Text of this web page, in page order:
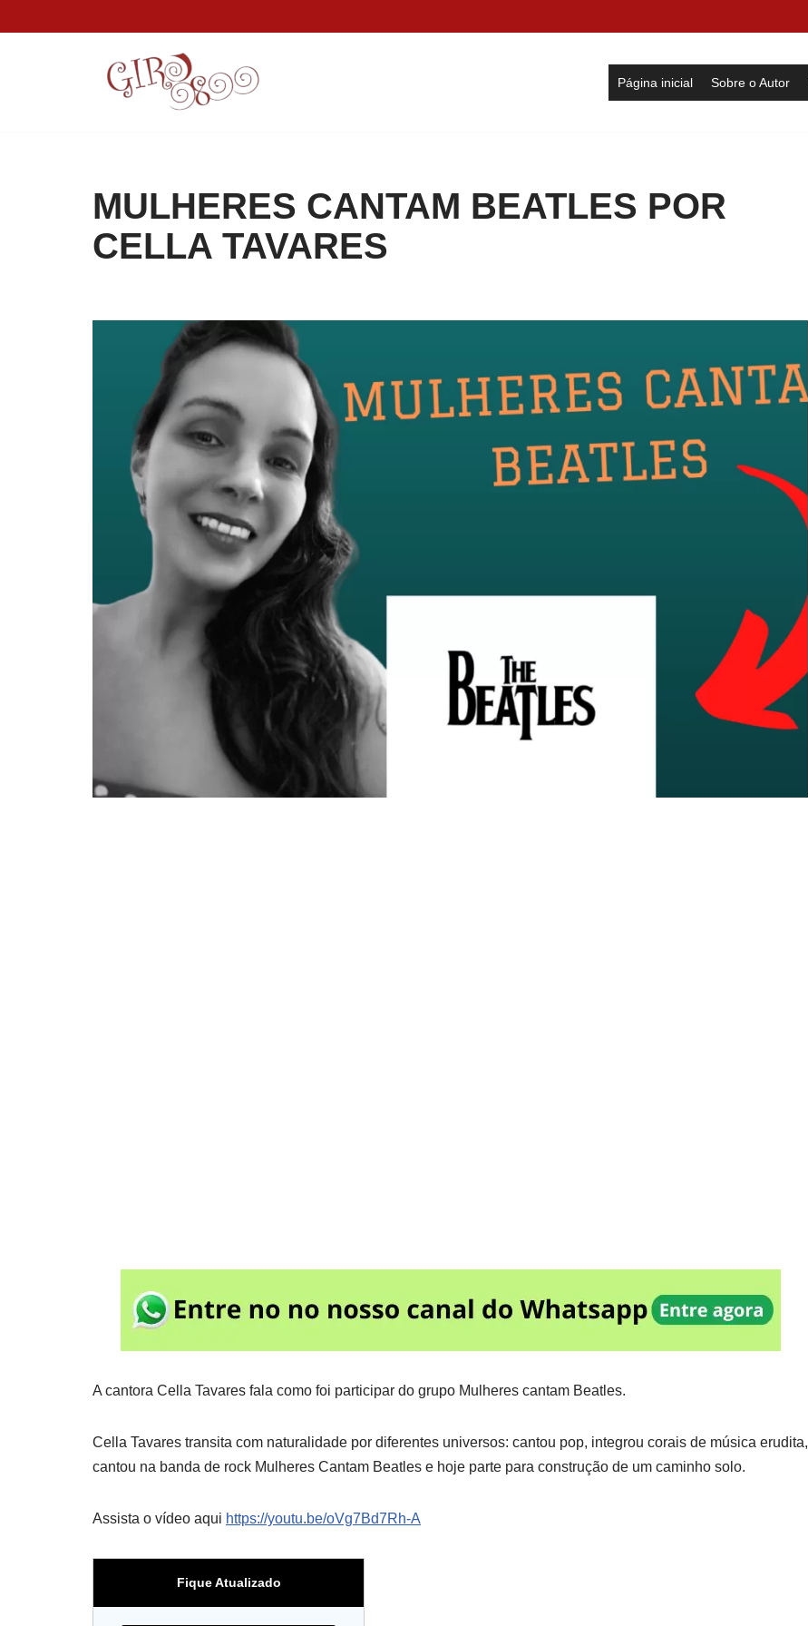
Página inicial Sobre o Autor
MULHERES CANTAM BEATLES POR
CELLA TAVARES
A cantora Cella Tavares fala como foi participar do grupo Mulheres cantam Beatles.
Cella Tavares transita com naturalidade por diferentes universos: cantou pop, integrou corais de música erudita,
cantou na banda de rock Mulheres Cantam Beatles e hoje parte para construção de um caminho solo.
Assista o vídeo aqui https://youtu.be/oVg7Bd7Rh-A
Fique Atualizado